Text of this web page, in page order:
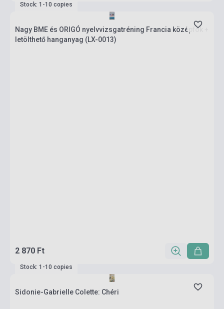
Stock: 1-10 copies
Nagy BME és ORIGÓ nyelvvizsgatréning Francia középfok +
letölthető hanganyag (LX-0013)
2 870 Ft
Stock: 1-10 copies
Sidonie-Gabrielle Colette: Chéri